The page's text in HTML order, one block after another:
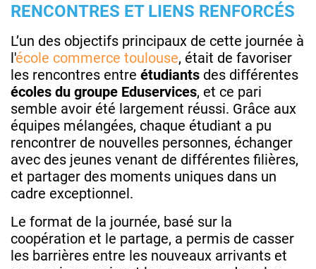
RENCONTRES ET LIENS RENFORCÉS
L’un des objectifs principaux de cette journée à
l'école commerce toulouse, était de favoriser
les rencontres entre étudiants des différentes
écoles du groupe Eduservices, et ce pari
semble avoir été largement réussi. Grâce aux
équipes mélangées, chaque étudiant a pu
rencontrer de nouvelles personnes, échanger
avec des jeunes venant de différentes filières,
et partager des moments uniques dans un
cadre exceptionnel.
Le format de la journée, basé sur la
coopération et le partage, a permis de casser
les barrières entre les nouveaux arrivants et